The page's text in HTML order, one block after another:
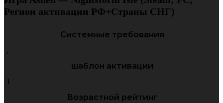
Регион активации РФ+Страны СНГ)
Системные требования
,
шаблон активации
1
Возрастной рейтинг